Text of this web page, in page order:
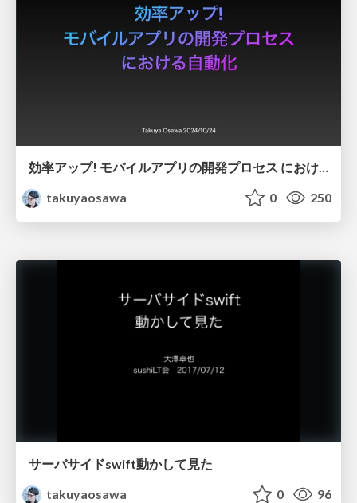
効率アップ! モバイルアプリの開発プロセス における自動化
takuyaosawa
0 250
サーバサイドswift動かして見た
takuyaosawa
0 96